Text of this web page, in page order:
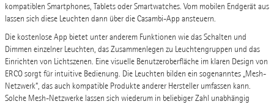
kompatiblen Smartphones, Tablets oder Smartwatches. Vom mobilen Endgerät aus
lassen sich diese Leuchten dann über die Casambi-App ansteuern.
Die kostenlose App bietet unter anderem Funktionen wie das Schalten und
Dimmen einzelner Leuchten, das Zusammenlegen zu Leuchtengruppen und das
Einrichten von Lichtszenen. Eine visuelle Benutzeroberfläche im klaren Design von
ERCO sorgt für intuitive Bedienung. Die Leuchten bilden ein sogenanntes „Mesh-
Netzwerk“, das auch kompatible Produkte anderer Hersteller umfassen kann.
Solche Mesh-Netzwerke lassen sich wiederum in beliebiger Zahl unabhängig